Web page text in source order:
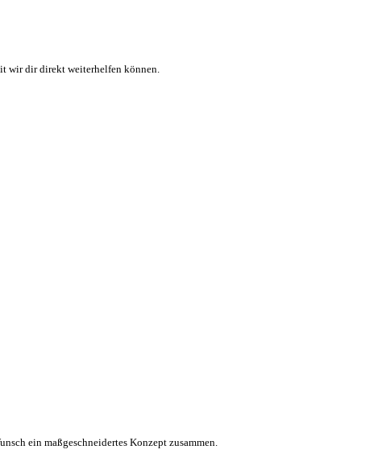
wir dir direkt weiterhelfen können.
ein maßgeschneidertes Konzept zusammen.